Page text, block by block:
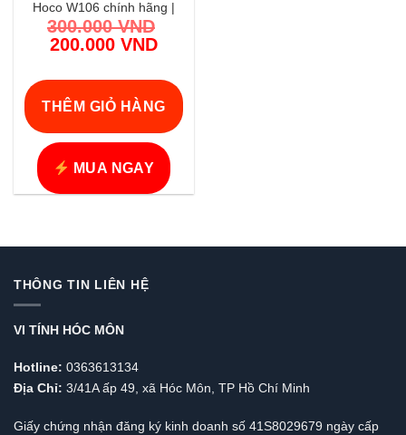
Hoco W106 chính hãng |
Âm thanh mạnh mẽ giá
tốt
300.000VND
Giá
là:
300.000 VND.
200.000 VND
hiện
tại
là:
200.000 VND.
THÊM GIỎ HÀNG
MUA NGAY
THÔNG TIN LIÊN HỆ
VI TÍNH HÓC MÔN
Hotline: 0363613134
Địa Chỉ: 3/41A ấp 49, xã Hóc Môn, TP Hồ Chí Minh
Giấy chứng nhận đăng ký kinh doanh số 41S8029679 ngày cấp